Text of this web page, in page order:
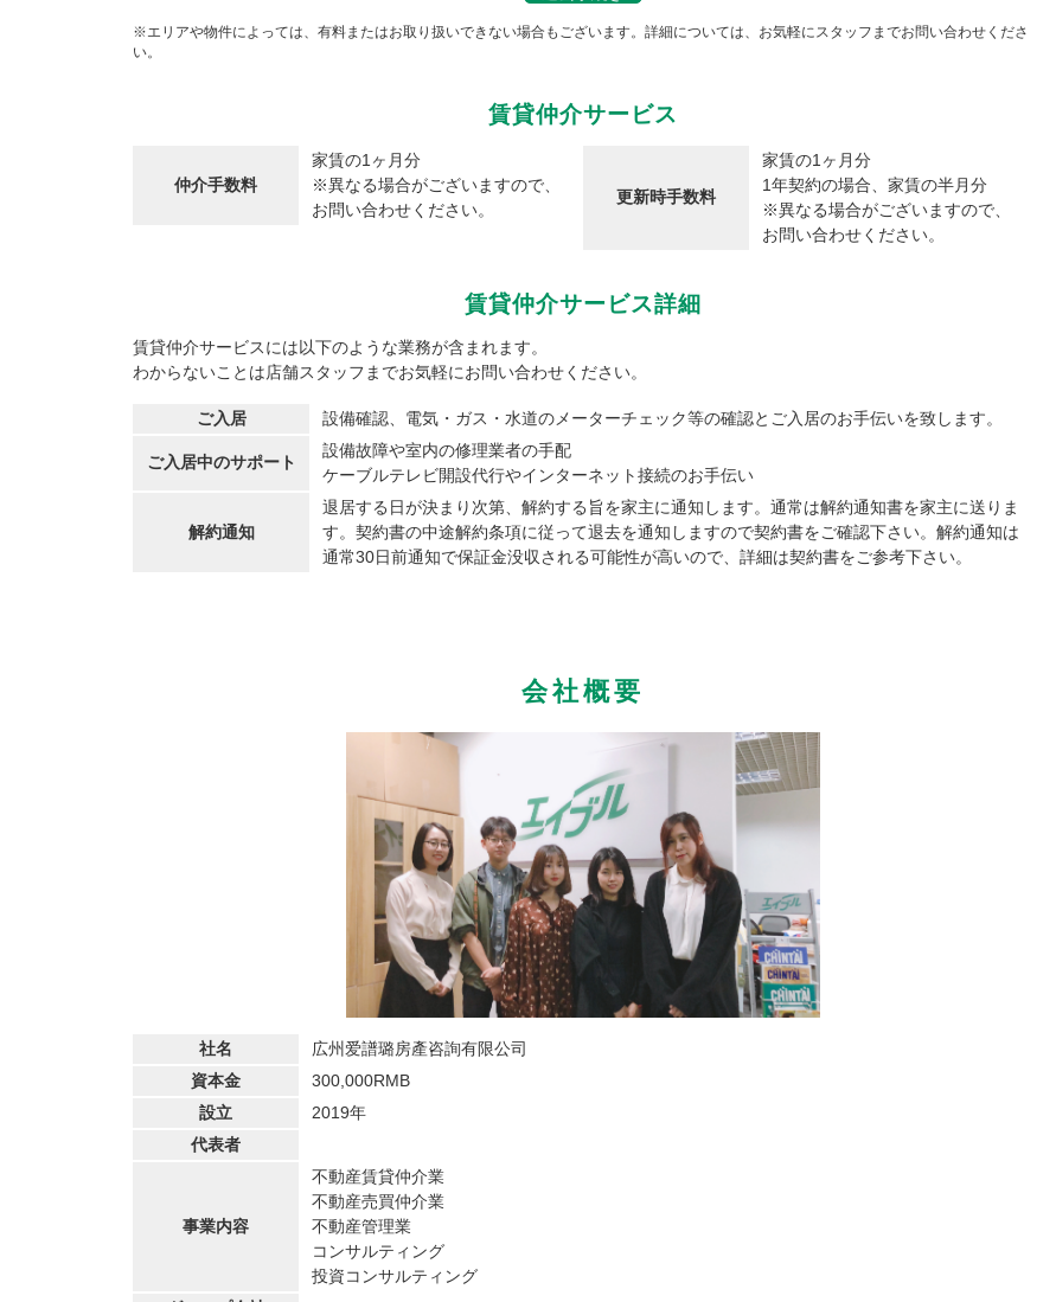
※エリアや物件によっては、有料またはお取り扱いできない場合もございます。詳細については、お気軽にスタッフまでお問い合わせくださ
い。
賃貸仲介サービス
仲介手数料
家賃の1ヶ月分
※異なる場合がございますので、
お問い合わせください。
更新時手数料
家賃の1ヶ月分
1年契約の場合、家賃の半月分
※異なる場合がございますので、
お問い合わせください。
賃貸仲介サービス詳細
賃貸仲介サービスには以下のような業務が含まれます。
わからないことは店舗スタッフまでお気軽にお問い合わせください。
ご入居 設備確認、電気・ガス・水道のメーターチェック等の確認とご入居のお手伝いを致します。
ご入居中のサポート
設備故障や室内の修理業者の手配
ケーブルテレビ開設代行やインターネット接続のお手伝い
解約通知
退居する日が決まり次第、解約する旨を家主に通知します。通常は解約通知書を家主に送りま
す。契約書の中途解約条項に従って退去を通知しますので契約書をご確認下さい。解約通知は
通常30日前通知で保証金没収される可能性が高いので、詳細は契約書をご参考下さい。
会社概要
社名
広州爱譜璐房產咨詢有限公司
資本金
300,000RMB
設立
2019年
代表者
事業内容
不動産賃貸仲介業
不動産売買仲介業
不動産管理業
コンサルティング
投資コンサルティング